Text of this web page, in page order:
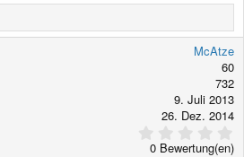
McAtze
60
732
9. Juli 2013
26. Dez. 2014
,
0 Bewertung(en)